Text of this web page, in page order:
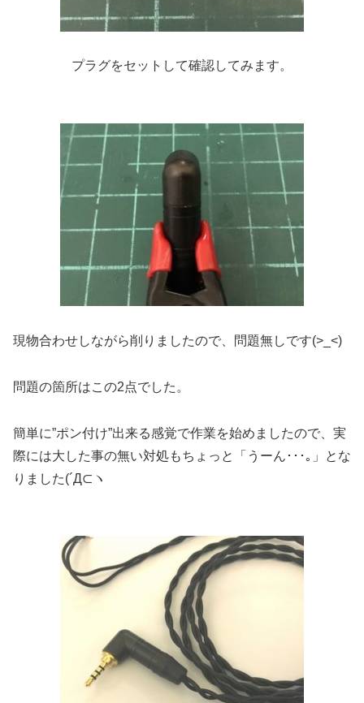
プラグをセットして確認してみます。
現物合わせしながら削りましたので、問題無しです(>_<)
問題の箇所はこの2点でした。
簡単に”ポン付け”出来る感覚で作業を始めましたので、実
際には大した事の無い対処もちょっと「うーん･･･｡」とな
りました(´Д⊂ヽ